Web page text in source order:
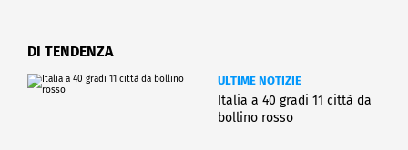
DI TENDENZA
ULTIME NOTIZIE
Italia a 40 gradi 11 città da
bollino rosso